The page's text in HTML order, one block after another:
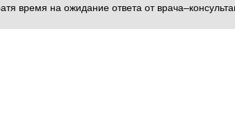
время на ожидание ответа от